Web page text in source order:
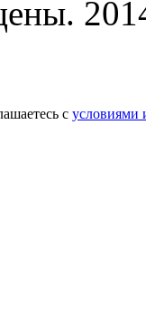
с условиями